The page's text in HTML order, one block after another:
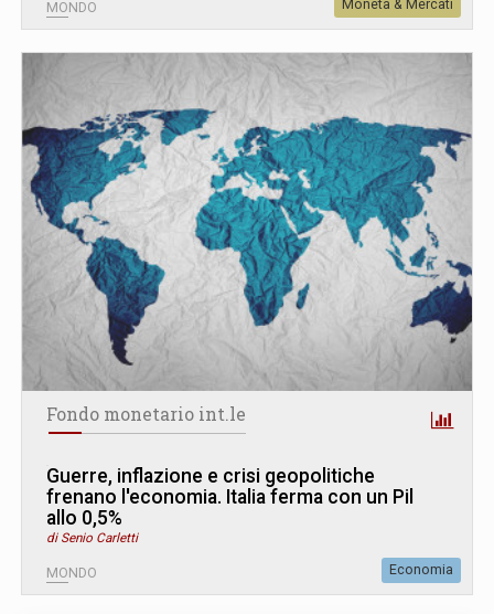
MONDO Moneta & Mercati
Fondo monetario int.le
Guerre, inflazione e crisi geopolitiche
frenano l'economia. Italia ferma con un Pil
allo 0,5%
di Senio Carletti
MONDO Economia